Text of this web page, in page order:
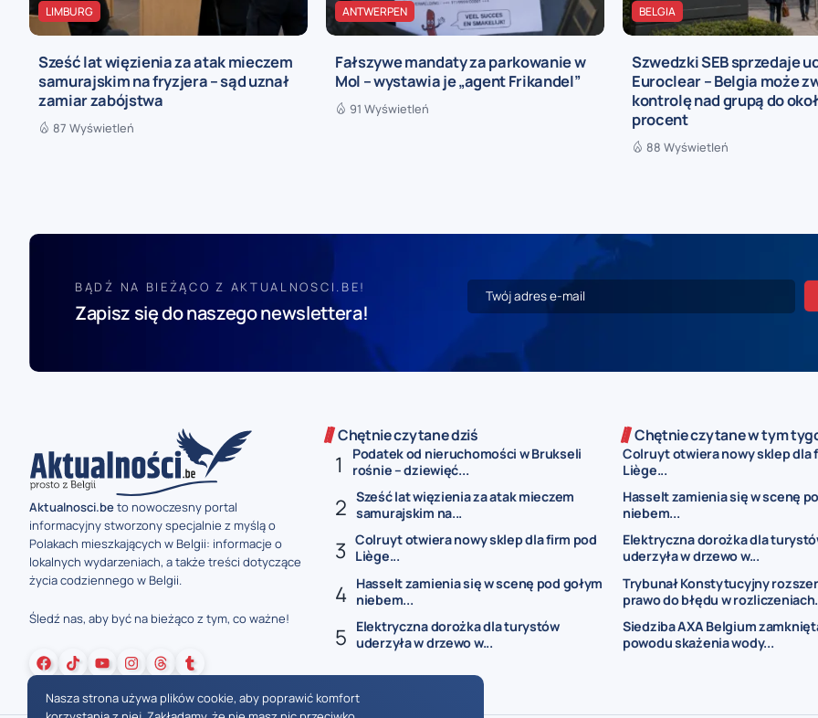
LIMBURG
Sześć lat więzienia za atak mieczem
samurajskim na fryzjera – sąd uznał
zamiar zabójstwa
87 Wyświetleń
ANTWERPEN
Fałszywe mandaty za parkowanie w
Mol – wystawia je „agent Frikandel”
91 Wyświetleń
BELGIA
Szwedzki SEB sprzedaje
Euroclear – Belgia może
kontrolę nad grupą do
procent
88 Wyświetleń
BĄDŹ NA BIEŻĄCO Z AKTUALNOSCI.BE!
Zapisz się do naszego newslettera!
Aktualnosci.beto nowoczesny portal
informacyjny stworzony specjalnie z myślą o
Polakach mieszkających w Belgii: informacje o
lokalnych wydarzeniach, a także treści dotyczące
życia codziennego w Belgii.
Śledź nas, aby być na bieżąco z tym, co ważne!
Chętnie czytane dziś
Podatek od nieruchomości w Brukseli
rośnie – dziewięć...
Sześć lat więzienia za atak mieczem
samurajskim na...
Colruyt otwiera nowy sklep dla firm pod
Liège...
Hasselt zamienia się w scenę pod gołym
niebem...
Elektryczna dorożka dla turystów
uderzyła w drzewo w...
Chętnie czytane w tym
Colruyt otwiera nowy sklep dla
Liège...
Hasselt zamienia się w scenę
niebem...
Elektryczna dorożka dla
uderzyła w drzewo w...
Trybunał Konstytucyjny
prawo do błędu w
Siedziba AXA Belgium
powodu skażenia wody...
Nasza strona używa plików cookie, aby poprawić komfort